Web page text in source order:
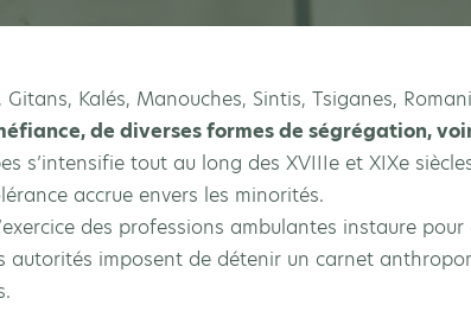
Kalés, Manouches, Sintis, Tsiganes,
de diverses formes de ségrégation,
s’intensifie tout au long des XVIIIe et XIXe
accrue envers les minorités.
des professions ambulantes instaure
autorités imposent de détenir un carnet